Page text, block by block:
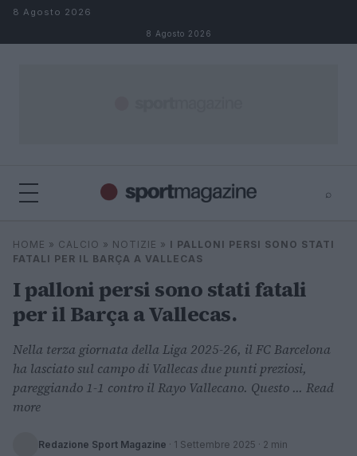
Salta al contenuto
8 Agosto 2026
8 Agosto 2026
⌕
Cerca
⌕ ×
HOME » CALCIO » NOTIZIE » I PALLONI PERSI SONO STATI
FATALI PER IL BARÇA A VALLECAS
I palloni persi sono stati fatali
per il Barça a Vallecas.
Nella terza giornata della Liga 2025-26, il FC Barcelona
ha lasciato sul campo di Vallecas due punti preziosi,
pareggiando 1-1 contro il Rayo Vallecano. Questo ... Read
more
Redazione Sport Magazine · 1 Settembre 2025 · 2 min